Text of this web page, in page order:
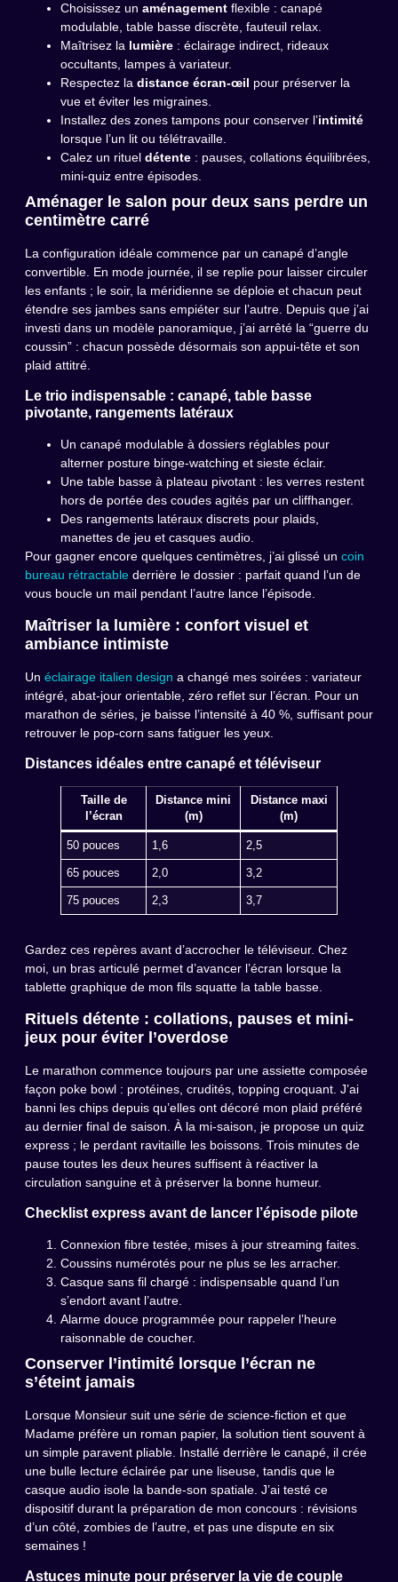
Choisissez un aménagement flexible : canapé
modulable, table basse discrète, fauteuil relax.
Maîtrisez la lumière : éclairage indirect, rideaux
occultants, lampes à variateur.
Respectez la distance écran-œil pour préserver la
vue et éviter les migraines.
Installez des zones tampons pour conserver l’intimité
lorsque l’un lit ou télétravaille.
Calez un rituel détente : pauses, collations équilibrées,
mini-quiz entre épisodes.
Aménager le salon pour deux sans perdre un
centimètre carré
La configuration idéale commence par un canapé d’angle
convertible. En mode journée, il se replie pour laisser circuler
les enfants ; le soir, la méridienne se déploie et chacun peut
étendre ses jambes sans empiéter sur l’autre. Depuis que j’ai
investi dans un modèle panoramique, j’ai arrêté la “guerre du
coussin” : chacun possède désormais son appui-tête et son
plaid attitré.
Le trio indispensable : canapé, table basse
pivotante, rangements latéraux
Un canapé modulable à dossiers réglables pour
alterner posture binge-watching et sieste éclair.
Une table basse à plateau pivotant : les verres restent
hors de portée des coudes agités par un cliffhanger.
Des rangements latéraux discrets pour plaids,
manettes de jeu et casques audio.
Pour gagner encore quelques centimètres, j’ai glissé un coin
bureau rétractable derrière le dossier : parfait quand l’un de
vous boucle un mail pendant l’autre lance l’épisode.
Maîtriser la lumière : confort visuel et
ambiance intimiste
Un éclairage italien design a changé mes soirées : variateur
intégré, abat-jour orientable, zéro reflet sur l’écran. Pour un
marathon de séries, je baisse l’intensité à 40 %, suffisant pour
retrouver le pop-corn sans fatiguer les yeux.
Distances idéales entre canapé et téléviseur
Taille de
l’écran
Distance mini
(m)
Distance maxi
(m)
50 pouces 1,6 2,5
65 pouces 2,0 3,2
75 pouces 2,3 3,7
Gardez ces repères avant d’accrocher le téléviseur. Chez
moi, un bras articulé permet d’avancer l’écran lorsque la
tablette graphique de mon fils squatte la table basse.
Rituels détente : collations, pauses et mini-
jeux pour éviter l’overdose
Le marathon commence toujours par une assiette composée
façon poke bowl : protéines, crudités, topping croquant. J’ai
banni les chips depuis qu’elles ont décoré mon plaid préféré
au dernier final de saison. À la mi-saison, je propose un quiz
express ; le perdant ravitaille les boissons. Trois minutes de
pause toutes les deux heures suffisent à réactiver la
circulation sanguine et à préserver la bonne humeur.
Checklist express avant de lancer l’épisode pilote
Connexion fibre testée, mises à jour streaming faites.
Coussins numérotés pour ne plus se les arracher.
Casque sans fil chargé : indispensable quand l’un
s’endort avant l’autre.
Alarme douce programmée pour rappeler l’heure
raisonnable de coucher.
Conserver l’intimité lorsque l’écran ne
s’éteint jamais
Lorsque Monsieur suit une série de science-fiction et que
Madame préfère un roman papier, la solution tient souvent à
un simple paravent pliable. Installé derrière le canapé, il crée
une bulle lecture éclairée par une liseuse, tandis que le
casque audio isole la bande-son spatiale. J’ai testé ce
dispositif durant la préparation de mon concours : révisions
d’un côté, zombies de l’autre, et pas une dispute en six
semaines !
Astuces minute pour préserver la vie de couple